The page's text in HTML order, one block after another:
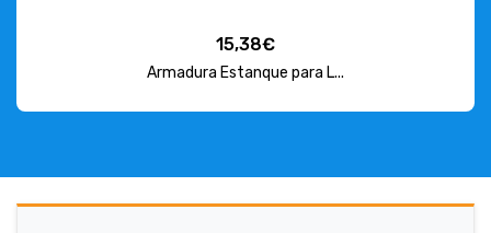
15,38€
Armadura Estanque para L...